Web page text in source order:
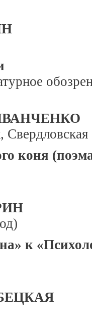
Свердловская
коня
к